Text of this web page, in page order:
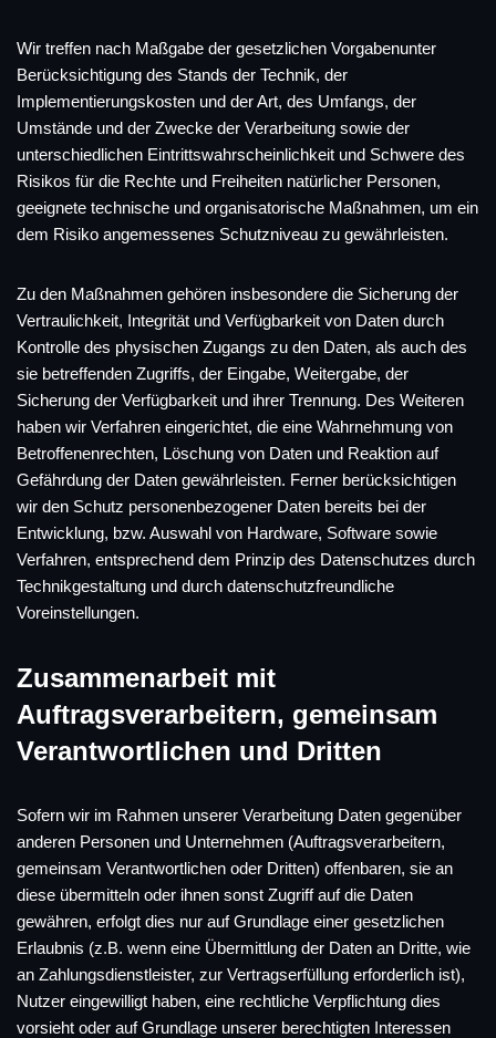
Wir treffen nach Maßgabe der gesetzlichen Vorgabenunter
Berücksichtigung des Stands der Technik, der
Implementierungskosten und der Art, des Umfangs, der
Umstände und der Zwecke der Verarbeitung sowie der
unterschiedlichen Eintrittswahrscheinlichkeit und Schwere des
Risikos für die Rechte und Freiheiten natürlicher Personen,
geeignete technische und organisatorische Maßnahmen, um ein
dem Risiko angemessenes Schutzniveau zu gewährleisten.
Zu den Maßnahmen gehören insbesondere die Sicherung der
Vertraulichkeit, Integrität und Verfügbarkeit von Daten durch
Kontrolle des physischen Zugangs zu den Daten, als auch des
sie betreffenden Zugriffs, der Eingabe, Weitergabe, der
Sicherung der Verfügbarkeit und ihrer Trennung. Des Weiteren
haben wir Verfahren eingerichtet, die eine Wahrnehmung von
Betroffenenrechten, Löschung von Daten und Reaktion auf
Gefährdung der Daten gewährleisten. Ferner berücksichtigen
wir den Schutz personenbezogener Daten bereits bei der
Entwicklung, bzw. Auswahl von Hardware, Software sowie
Verfahren, entsprechend dem Prinzip des Datenschutzes durch
Technikgestaltung und durch datenschutzfreundliche
Voreinstellungen.
Zusammenarbeit mit
Auftragsverarbeitern, gemeinsam
Verantwortlichen und Dritten
Sofern wir im Rahmen unserer Verarbeitung Daten gegenüber
anderen Personen und Unternehmen (Auftragsverarbeitern,
gemeinsam Verantwortlichen oder Dritten) offenbaren, sie an
diese übermitteln oder ihnen sonst Zugriff auf die Daten
gewähren, erfolgt dies nur auf Grundlage einer gesetzlichen
Erlaubnis (z.B. wenn eine Übermittlung der Daten an Dritte, wie
an Zahlungsdienstleister, zur Vertragserfüllung erforderlich ist),
Nutzer eingewilligt haben, eine rechtliche Verpflichtung dies
vorsieht oder auf Grundlage unserer berechtigten Interessen